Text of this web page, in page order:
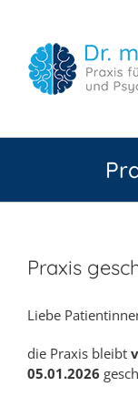
springen
Praxis
Liebe
die Praxis bleibt
05.01.2026